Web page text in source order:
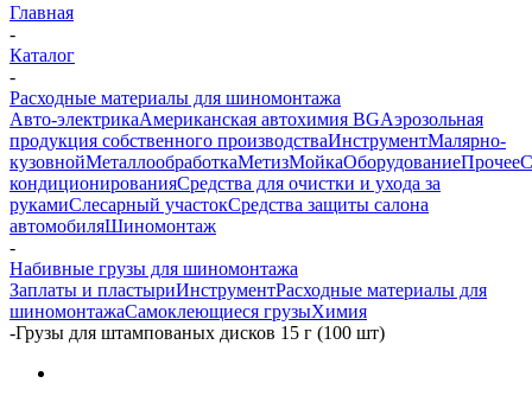
Главная
-
Каталог
-
Расходные материалы для шиномонтажа
Авто-электрикаАмериканская автохимия BGАэрозольная
продукция собственного производстваИнструментМалярно-
кузовнойМеталлообработкаМетизМойкаОборудованиеПрочее
кондиционированияСредства для очистки и ухода за
рукамиСлесарный участокСредства защиты салона
автомобиляШиномонтаж
-
Набивные грузы для шиномонтажа
Заплаты и пластыриИнструментРасходные материалы для
шиномонтажаСамоклеющиеся грузыХимия
-Грузы для штампованых дисков 15 г (100 шт)